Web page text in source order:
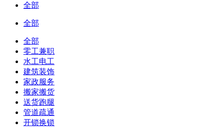
全部
全部
全部
零工兼职
水工电工
建筑装饰
家政服务
搬家搬货
送货跑腿
管道疏通
开锁换锁